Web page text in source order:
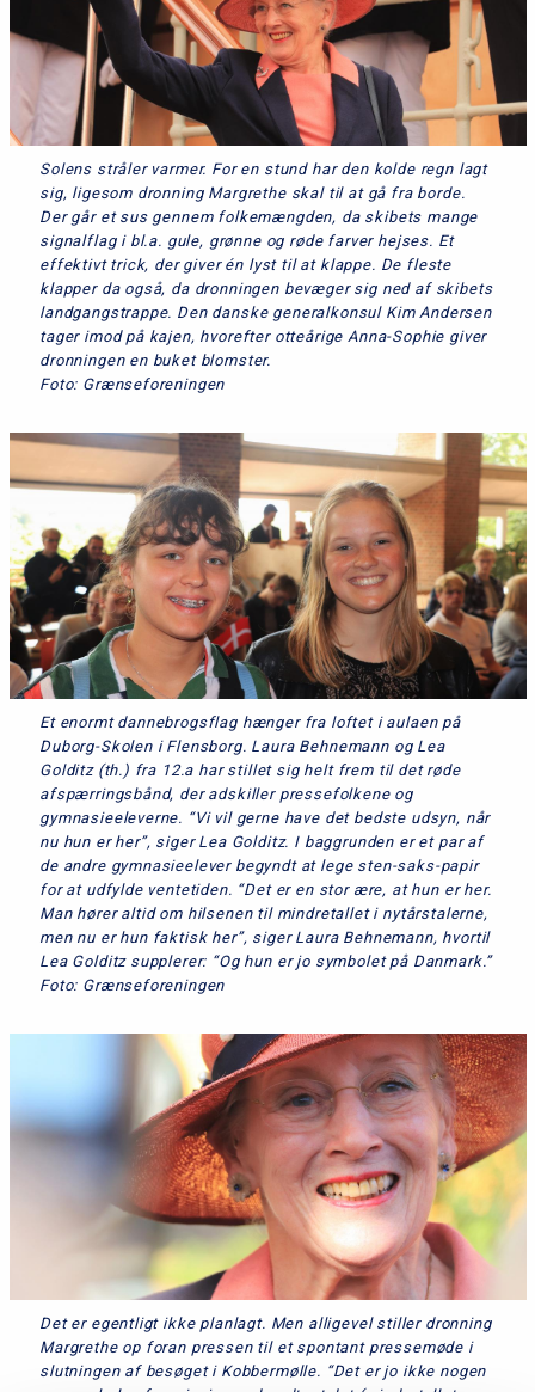
Solens stråler varmer. For en stund har den kolde regn lagt
sig, ligesom dronning Margrethe skal til at gå fra borde.
Der går et sus gennem folkemængden, da skibets mange
signalflag i bl.a. gule, grønne og røde farver hejses. Et
effektivt trick, der giver én lyst til at klappe. De fleste
klapper da også, da dronningen bevæger sig ned af skibets
landgangstrappe. Den danske generalkonsul Kim Andersen
tager imod på kajen, hvorefter otteårige Anna-Sophie giver
dronningen en buket blomster.
Foto: Grænseforeningen
Et enormt dannebrogsflag hænger fra loftet i aulaen på
Duborg-Skolen i Flensborg. Laura Behnemann og Lea
Golditz (th.) fra 12.a har stillet sig helt frem til det røde
afspærringsbånd, der adskiller pressefolkene og
gymnasieeleverne. “Vi vil gerne have det bedste udsyn, når
nu hun er her”, siger Lea Golditz. I baggrunden er et par af
de andre gymnasieelever begyndt at lege sten-saks-papir
for at udfylde ventetiden. “Det er en stor ære, at hun er her.
Man hører altid om hilsenen til mindretallet i nytårstalerne,
men nu er hun faktisk her”, siger Laura Behnemann, hvortil
Lea Golditz supplerer: “Og hun er jo symbolet på Danmark.”
Foto: Grænseforeningen
Det er egentligt ikke planlagt. Men alligevel stiller dronning
Margrethe op foran pressen til et spontant pressemøde i
slutningen af besøget i Kobbermølle. “Det er jo ikke nogen